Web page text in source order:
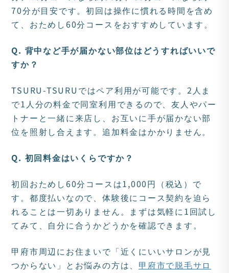
70分が目安です。初回は操作に慣れる時間を含め
て、おためし60分コースをおすすめしています。
Q. 背中など手が届かない部位はどうすればいいで
すか？
TSURU-TSURUではペア利用が可能です。2人ま
で1人分の料金で同室利用できるので、友人やパー
トナーと一緒に来店し、お互いに手が届かない部
位を照射し合えます。追加料金はかかりません。
Q. 初回料金はいくらですか？
初回おためし60分コースは1,000円（税込）で
す。都度払いなので、体験後にコース契約を迫ら
れることは一切ありません。まずは気軽に1回試し
てみて、自分に合うかどうかを確認できます。
甲府市周辺にお住まいで「近くにいいサロンが見
つからない」とお悩みの方は、 甲府市で脱毛サロ